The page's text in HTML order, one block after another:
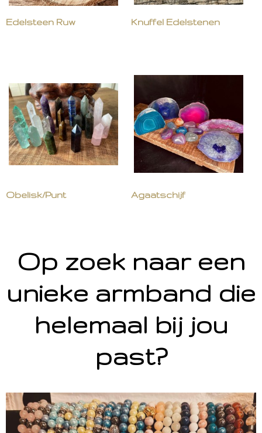
Edelsteen Ruw Knuffel Edelstenen
Obelisk/Punt Agaatschijf
Op zoek naar een
unieke armband die
helemaal bij jou
past?